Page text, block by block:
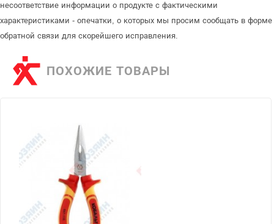
несоответствие информации о продукте с фактическими
характеристиками - опечатки, о которых мы просим сообщать в форме
обратной связи для скорейшего исправления.
ПОХОЖИЕ ТОВАРЫ